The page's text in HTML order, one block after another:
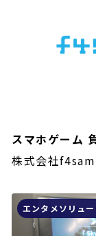
スマホゲーム
株式会社
エンタメソリュ